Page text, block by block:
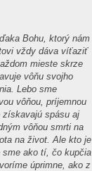
Bohu, ktorý nám
vždy dáva víťaziť
mieste skrze
vôňu svojho
Lebo sme
vôňou, príjemnou
získavajú spásu aj
vôňou smrti na
na život. Ale kto je
sme ako tí, čo kupčia
úprimne, ako z